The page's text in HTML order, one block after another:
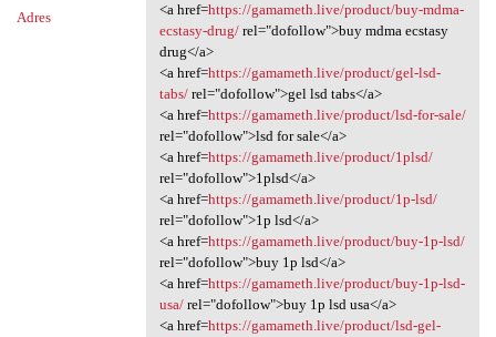
Adres
<a href=https://gamameth.live/product/buy-mdma-
ecstasy-drug/rel="dofollow">buy mdma ecstasy
drug</a>
<a href=https://gamameth.live/product/gel-lsd-
tabs/rel="dofollow">gel lsd tabs</a>
<a href=https://gamameth.live/product/lsd-for-sale/
rel="dofollow">lsd for sale</a>
<a href=https://gamameth.live/product/1plsd/
rel="dofollow">1plsd</a>
<a href=https://gamameth.live/product/1p-lsd/
rel="dofollow">1p lsd</a>
<a href=https://gamameth.live/product/buy-1p-lsd/
rel="dofollow">buy 1p lsd</a>
<a href=https://gamameth.live/product/buy-1p-lsd-
usa/rel="dofollow">buy 1p lsd usa</a>
<a href=https://gamameth.live/product/lsd-gel-